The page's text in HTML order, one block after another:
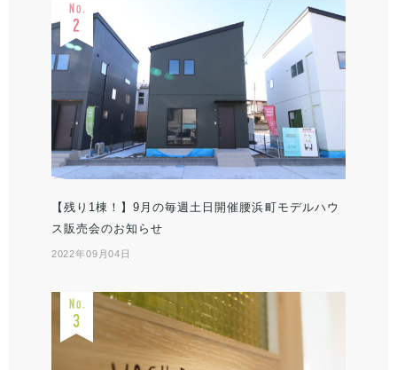
【残り1棟！】9月の毎週土日開催腰浜町モデルハウ
ス販売会のお知らせ
2022年09月04日